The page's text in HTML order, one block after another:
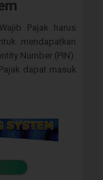
Pajak harus
mendapatkan
Number (PIN).
dapat masuk